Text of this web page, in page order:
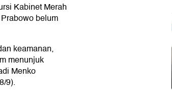
Kabinet Merah
belum
keamanan,
menunjuk
Menko
9).